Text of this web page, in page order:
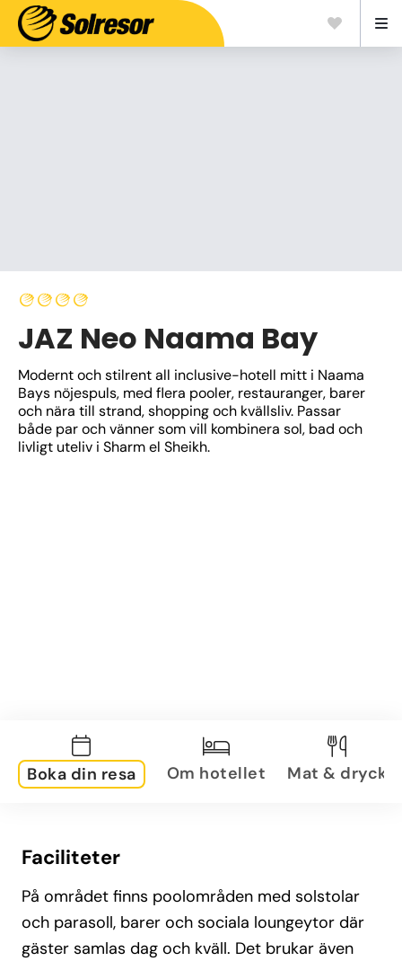
JAZ Neo Naama Bay
Modernt och stilrent all inclusive-hotell mitt i Naama
Bays nöjespuls, med flera pooler, restauranger, barer
och nära till strand, shopping och kvällsliv. Passar
både par och vänner som vill kombinera sol, bad och
livligt uteliv i Sharm el Sheikh.
Boka din resa Om hotellet Mat & dryck
Faciliteter
På området finns poolområden med solstolar
och parasoll, barer och sociala loungeytor där
gäster samlas dag och kväll. Det brukar även